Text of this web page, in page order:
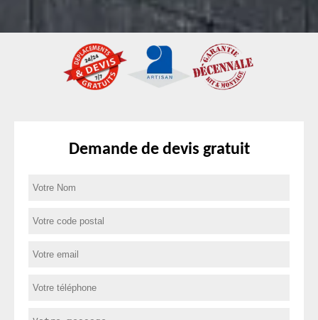
Demande de devis gratuit